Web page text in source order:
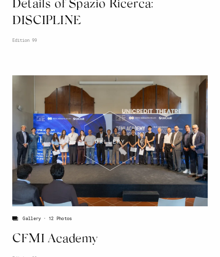
Details of Spazio Ricerca:
DISCIPLINE
Edition 99
CFMI Academy
Gallery 12 Photos